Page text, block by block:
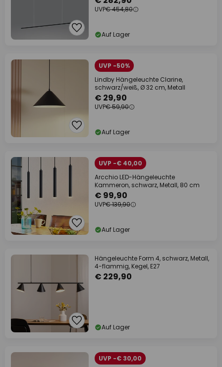
UVP€ 454,80
Auf Lager
UVP -50%
Lindby Hängeleuchte Clarine,
schwarz/weiß, Ø 32 cm, Metall
€ 29,90
UVP€ 59,90
Auf Lager
UVP -€ 40,00
Arcchio LED-Hängeleuchte
Kammeron, schwarz, Metall, 80 cm
€ 99,90
UVP€ 139,90
Auf Lager
Hängeleuchte Form 4, schwarz, Metall,
4-flammig, Kegel, E27
€ 229,90
Auf Lager
UVP -€ 30,00